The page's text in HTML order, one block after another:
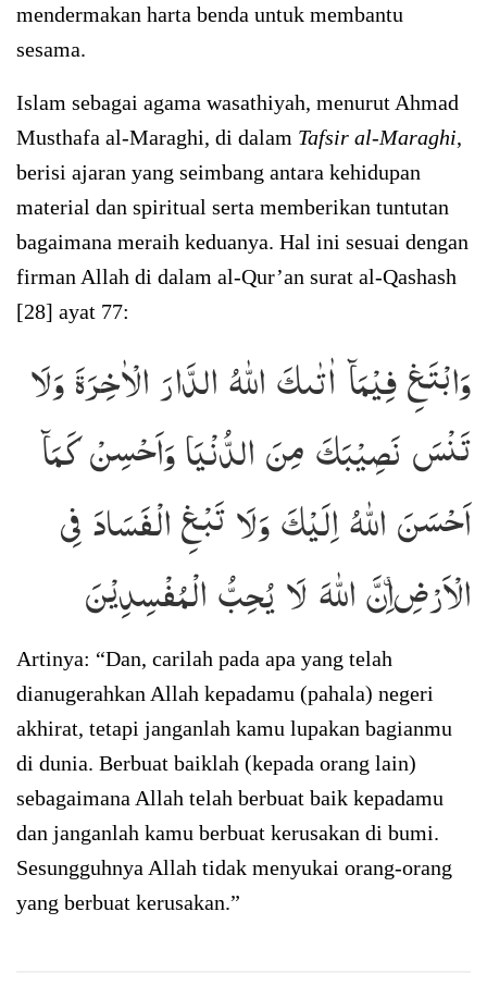
mendermakan harta benda untuk membantu
sesama.
Islam sebagai agama wasathiyah, menurut Ahmad
Musthafa al-Maraghi, di dalam Tafsir al-Maraghi,
berisi ajaran yang seimbang antara kehidupan
material dan spiritual serta memberikan tuntutan
bagaimana meraih keduanya. Hal ini sesuai dengan
firman Allah di dalam al-Qur’an surat al-Qashash
[28] ayat 77:
وَابْتَغِ فِيْمَآ اٰتٰىكَ اللّٰهُ الدَّارَ الْاٰخِرَةَ وَلَا
تَنْسَ نَصِيْبَكَ مِنَ الدُّنْيَا وَاَحْسِنْ كَمَآ
اَحْسَنَ اللّٰهُ اِلَيْكَ وَلَا تَبْغِ الْفَسَادَ فِى
الْاَرْضِ ۗاِنَّ اللّٰهَ لَا يُحِبُّ الْمُفْسِدِيْنَ
Artinya: “Dan, carilah pada apa yang telah
dianugerahkan Allah kepadamu (pahala) negeri
akhirat, tetapi janganlah kamu lupakan bagianmu
di dunia. Berbuat baiklah (kepada orang lain)
sebagaimana Allah telah berbuat baik kepadamu
dan janganlah kamu berbuat kerusakan di bumi.
Sesungguhnya Allah tidak menyukai orang-orang
yang berbuat kerusakan.”